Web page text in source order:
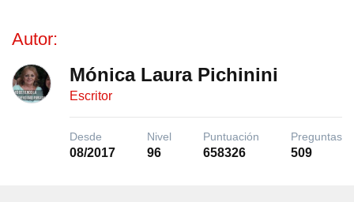
Autor:
Mónica Laura Pichinini
Escritor
Desde
08/2017
Nivel
96
Puntuación
658326
Preguntas
509